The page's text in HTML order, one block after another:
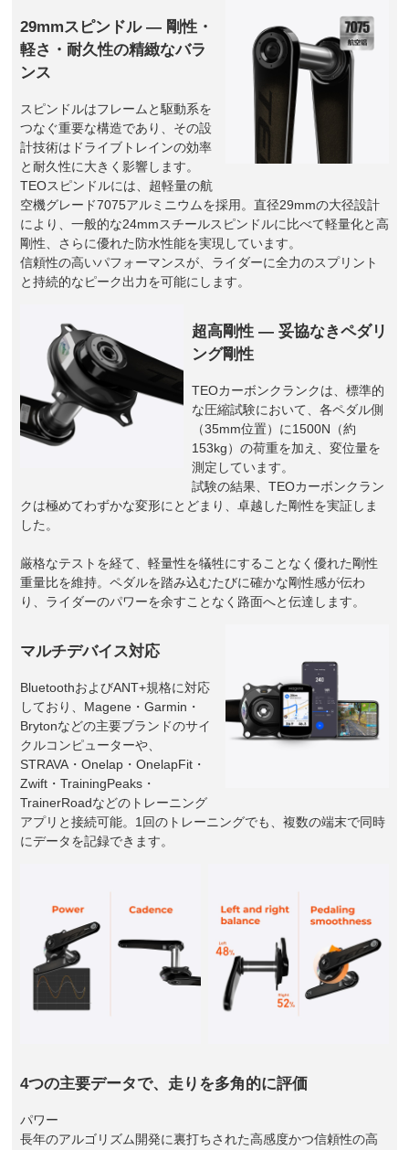
29mmスピンドル ― 剛性・
軽さ・耐久性の精緻なバラ
ンス
スピンドルはフレームと駆動系を
つなぐ重要な構造であり、その設
計技術はドライブトレインの効率
と耐久性に大きく影響します。
TEOスピンドルには、超軽量の航
空機グレード7075アルミニウムを採用。直径29mmの大径設計
により、一般的な24mmスチールスピンドルに比べて軽量化と高
剛性、さらに優れた防水性能を実現しています。
信頼性の高いパフォーマンスが、ライダーに全力のスプリント
と持続的なピーク出力を可能にします。
超高剛性 ― 妥協なきペダリ
ング剛性
TEOカーボンクランクは、標準的
な圧縮試験において、各ペダル側
（35mm位置）に1500N（約
153kg）の荷重を加え、変位量を
測定しています。
試験の結果、TEOカーボンクラン
クは極めてわずかな変形にとどまり、卓越した剛性を実証しま
した。
厳格なテストを経て、軽量性を犠牲にすることなく優れた剛性
重量比を維持。ペダルを踏み込むたびに確かな剛性感が伝わ
り、ライダーのパワーを余すことなく路面へと伝達します。
マルチデバイス対応
BluetoothおよびANT+規格に対応
しており、Magene・Garmin・
Brytonなどの主要ブランドのサイ
クルコンピューターや、
STRAVA・Onelap・OnelapFit・
Zwift・TrainingPeaks・
TrainerRoadなどのトレーニング
アプリと接続可能。1回のトレーニングでも、複数の端末で同時
にデータを記録できます。
4つの主要データで、走りを多角的に評価
パワー
長年のアルゴリズム開発に裏打ちされた高感度かつ信頼性の高